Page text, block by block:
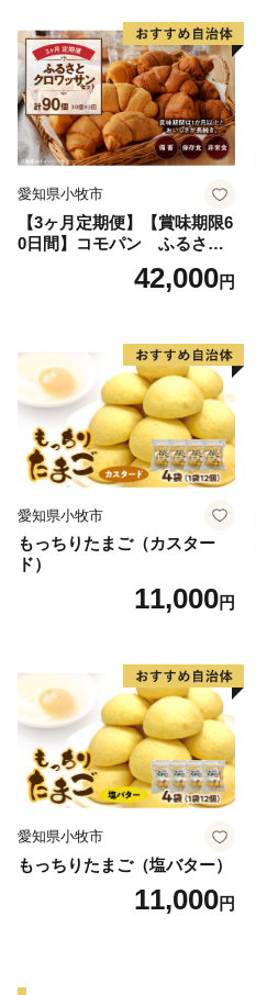
愛知県小牧市
【3ヶ月定期便】【賞味期限6
0日間】コモパン ふるさと
クロワッサンセット（計90
個）／災害用備蓄 保存食 非
42,000円
愛知県小牧市
もっちりたまご（カスター
ド）
11,000円
愛知県小牧市
もっちりたまご（塩バター）
11,000円